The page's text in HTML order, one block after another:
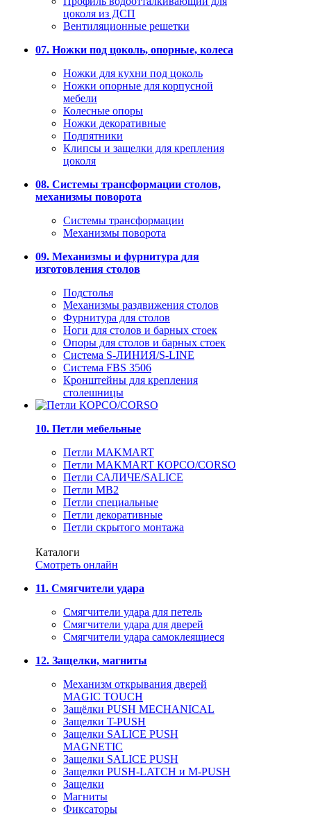
цоколя из ДСП
Вентиляционные решетки
07. Ножки под цоколь, опорные, колеса
Ножки для кухни под цоколь
Ножки опорные для корпусной
мебели
Колесные опоры
Ножки декоративные
Подпятники
Клипсы и защелки для крепления
цоколя
08. Системы трансформации столов,
механизмы поворота
Системы трансформации
Механизмы поворота
09. Механизмы и фурнитура для
изготовления столов
Подстолья
Механизмы раздвижения столов
Фурнитура для столов
Ноги для столов и барных стоек
Опоры для столов и барных стоек
Система S-ЛИНИЯ/S-LINE
Система FBS 3506
Кронштейны для крепления
столешницы
10. Петли мебельные
Петли MAKMART
Петли MAKMART КОРСО/CORSO
Петли САЛИЧЕ/SALICE
Петли MB2
Петли специальные
Петли декоративные
Петли скрытого монтажа
Каталоги
Смотреть онлайн
11. Смягчители удара
Смягчители удара для петель
Смягчители удара для дверей
Cмягчители удара самоклеящиеся
12. Защелки, магниты
Механизм открывания дверей
MAGIC TOUCH
Защёлки PUSH MECHANICAL
Защелки T-PUSH
Защелки SALICE PUSH
MAGNETIC
Защелки SALICE PUSH
Защелки PUSH-LATCH и M-PUSH
Защелки
Магниты
Фиксаторы